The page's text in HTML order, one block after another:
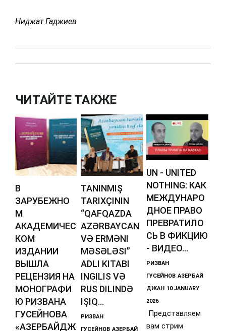
Ниджат Гаджиев
ЧИТАЙТЕ ТАКЖЕ
В
ЗАРУБЕЖНО
М
АКАДЕМИЧЕС
КОМ
ИЗДАНИИ
ВЫШЛА
РЕЦЕНЗИЯ НА
МОНОГРАФИ
Ю РИЗВАНА
ГУСЕЙНОВА
«АЗЕРБАЙДЖ
TANINMIŞ
TARIXÇININ
“QAFQAZDA
AZƏRBAYCAN
VƏ ERMƏNI
MƏSƏLƏSI”
ADLI KITABI
INGILIS VƏ
RUS DILINDƏ
IŞIQ...
РИЗВАН
ГУСЕЙНОВ АЗЕРБАЙ
UN - UNITED
NOTHING: КАК
МЕЖДУНАРО
ДНОЕ ПРАВО
ПРЕВРАТИЛО
СЬ В ФИКЦИЮ
- ВИДЕО...
РИЗВАН
ГУСЕЙНОВ АЗЕРБАЙ
ДЖАН 10 JANUARY
2026
Представляем
вам стрим